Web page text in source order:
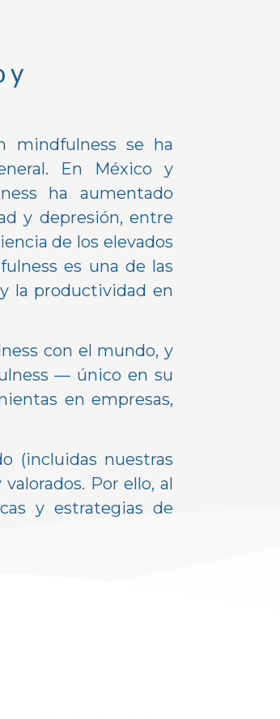
y
mindfulness se ha
En México y
ha aumentado
y depresión, entre
de los elevados
es una de las
la productividad en
con el mundo, y
— único en su
en empresas,
(incluidas nuestras
Por ello, al
y estrategias de